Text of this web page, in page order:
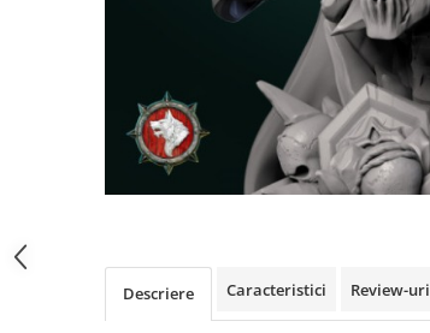
Descriere Caracteristici Review-uri